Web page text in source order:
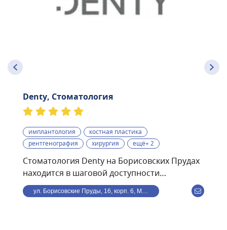
Denty, Стоматология
имплантология
костная пластика
рентгенография
хирургия ещё+ 2
Стоматология Denty на Борисовских Прудах
находится в шаговой доступности
от станции метро
Борисово.Стоматологическая клиника Denty
ул. Борисовские Пруды, 16, корп. 6, Москва, Россия